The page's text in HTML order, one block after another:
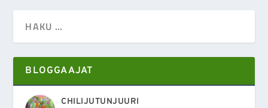
BLOGGAAJAT
CHILIJUTUNJUURI